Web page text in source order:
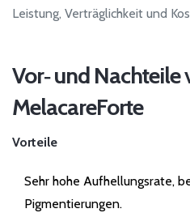
Leistung, Verträglichkeit und
Vor‑ und Nachteile
MelacareForte
Vorteile
Sehr hohe Aufhellungsrate,
Pigmentierungen.